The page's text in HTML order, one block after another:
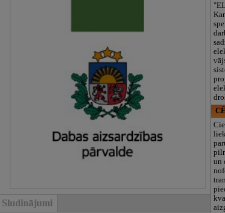
Sludinājumi
un